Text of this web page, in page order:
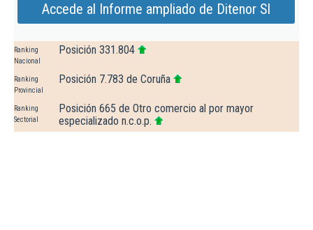
Accede al Informe ampliado de Ditenor Sl
Ranking
Nacional
Posición 331.804
Ranking
Provincial
Posición 7.783 de Coruña
Ranking
Sectorial
Posición 665 de Otro comercio al por mayor
especializado n.c.o.p.